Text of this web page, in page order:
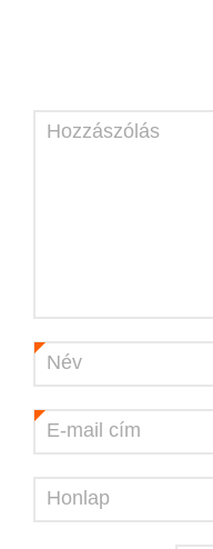
Hozzászólás
Név
E-mail cím
Honlap